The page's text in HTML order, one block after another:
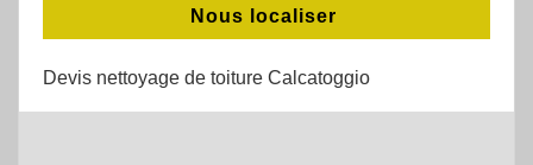
Nous localiser
Devis nettoyage de toiture Calcatoggio